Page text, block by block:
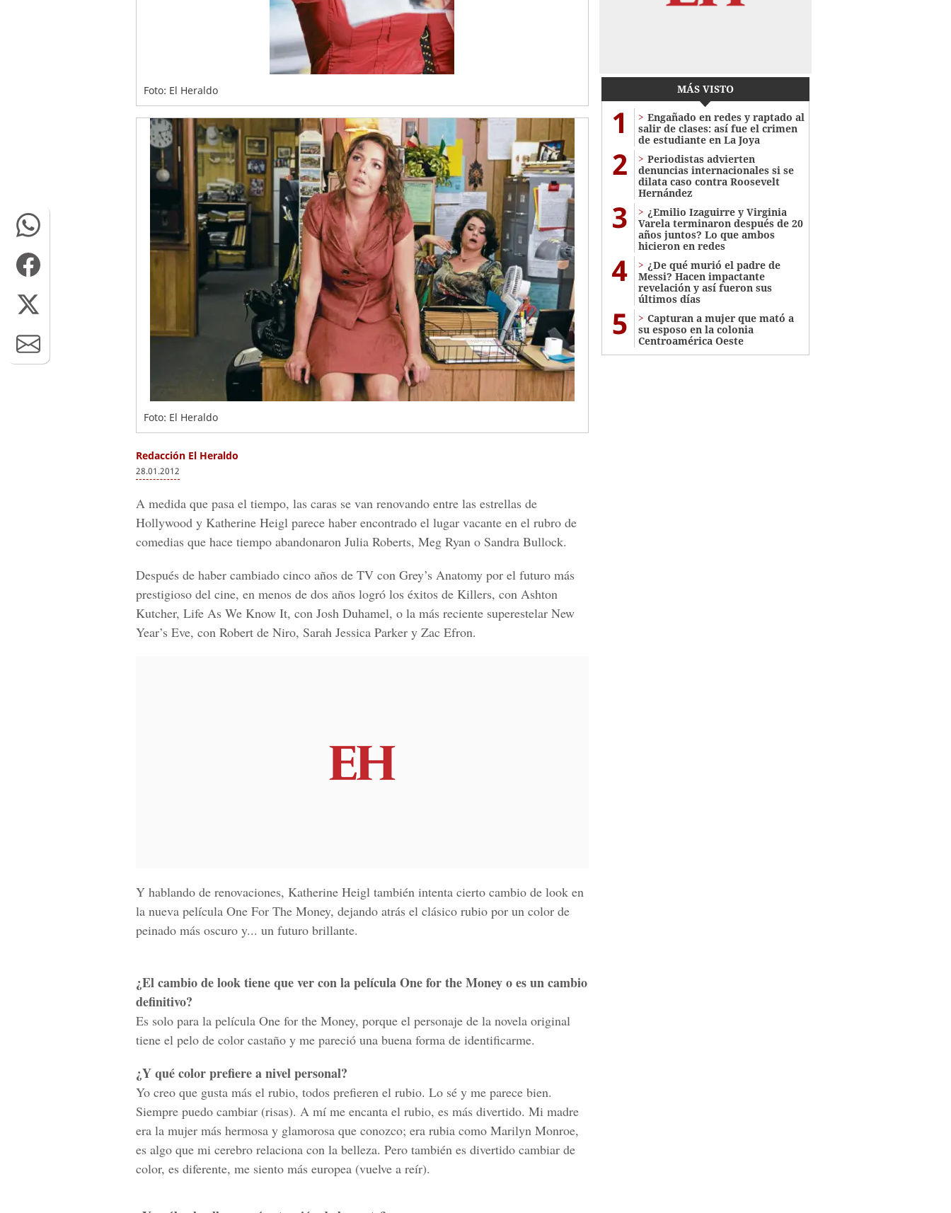
Foto: El Heraldo
Foto: El Heraldo
Redacción El Heraldo
28.01.2012
A medida que pasa el tiempo, las caras se van renovando entre las estrellas de
Hollywood y Katherine Heigl parece haber encontrado el lugar vacante en el rubro de
comedias que hace tiempo abandonaron Julia Roberts, Meg Ryan o Sandra Bullock.
Después de haber cambiado cinco años de TV con Grey’s Anatomy por el futuro más
prestigioso del cine, en menos de dos años logró los éxitos de Killers, con Ashton
Kutcher, Life As We Know It, con Josh Duhamel, o la más reciente superestelar New
Year’s Eve, con Robert de Niro, Sarah Jessica Parker y Zac Efron.
Y hablando de renovaciones, Katherine Heigl también intenta cierto cambio de look en
la nueva película One For The Money, dejando atrás el clásico rubio por un color de
peinado más oscuro y... un futuro brillante.
¿El cambio de look tiene que ver con la película One for the Money o es un cambio
definitivo?
Es solo para la película One for the Money, porque el personaje de la novela original
tiene el pelo de color castaño y me pareció una buena forma de identificarme.
¿Y qué color prefiere a nivel personal?
Yo creo que gusta más el rubio, todos prefieren el rubio. Lo sé y me parece bien.
Siempre puedo cambiar (risas). A mí me encanta el rubio, es más divertido. Mi madre
era la mujer más hermosa y glamorosa que conozco; era rubia como Marilyn Monroe,
es algo que mi cerebro relaciona con la belleza. Pero también es divertido cambiar de
color, es diferente, me siento más europea (vuelve a reír).
MÁS VISTO
1
Engañado en redes y raptado al
salir de clases: así fue el crimen
de estudiante en La Joya
2
Periodistas advierten
denuncias internacionales si se
dilata caso contra Roosevelt
Hernández
3
¿Emilio Izaguirre y Virginia
Varela terminaron después de 20
años juntos? Lo que ambos
hicieron en redes
4
¿De qué murió el padre de
Messi? Hacen impactante
revelación y así fueron sus
últimos días
5
Capturan a mujer que mató a
su esposo en la colonia
Centroamérica Oeste